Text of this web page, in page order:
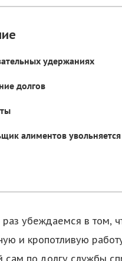
удержаниях
долгов
алиментов увольняется
убеждаемся в том,
и кропотливую
сам по долгу службы